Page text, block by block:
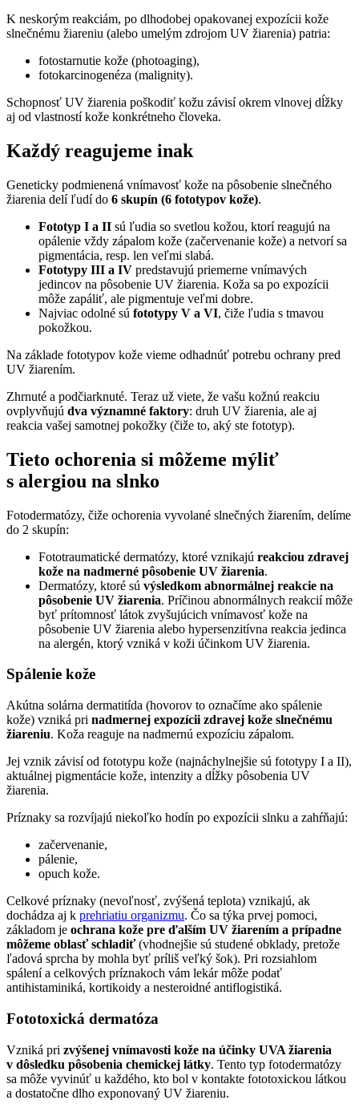
K neskorým reakciám, po dlhodobej opakovanej expozícii kože
slnečnému žiareniu (alebo umelým zdrojom UV žiarenia) patria:
fotostarnutie kože (photoaging),
fotokarcinogenéza (malignity).
Schopnosť UV žiarenia poškodiť kožu závisí okrem vlnovej dĺžky
aj od vlastností kože konkrétneho človeka.
Každý reagujeme inak
Geneticky podmienená vnímavosť kože na pôsobenie slnečného
žiarenia delí ľudí do 6 skupín (6 fototypov kože).
Fototyp I a II sú ľudia so svetlou kožou, ktorí reagujú na
opálenie vždy zápalom kože (začervenanie kože) a netvorí sa
pigmentácia, resp. len veľmi slabá.
Fototypy III a IV predstavujú priemerne vnímavých
jedincov na pôsobenie UV žiarenia. Koža sa po expozícii
môže zapáliť, ale pigmentuje veľmi dobre.
Najviac odolné sú fototypy V a VI, čiže ľudia s tmavou
pokožkou.
Na základe fototypov kože vieme odhadnúť potrebu ochrany pred
UV žiarením.
Zhrnuté a podčiarknuté. Teraz už viete, že vašu kožnú reakciu
ovplyvňujú dva významné faktory: druh UV žiarenia, ale aj
reakcia vašej samotnej pokožky (čiže to, aký ste fototyp).
Tieto ochorenia si môžeme mýliť
s alergiou na slnko
Fotodermatózy, čiže ochorenia vyvolané slnečných žiarením, delíme
do 2 skupín:
Fototraumatické dermatózy, ktoré vznikajú reakciou zdravej
kože na nadmerné pôsobenie UV žiarenia.
Dermatózy, ktoré sú výsledkom abnormálnej reakcie na
pôsobenie UV žiarenia. Príčinou abnormálnych reakcií môže
byť prítomnosť látok zvyšujúcich vnímavosť kože na
pôsobenie UV žiarenia alebo hypersenzitívna reakcia jedinca
na alergén, ktorý vzniká v koži účinkom UV žiarenia.
Spálenie kože
Akútna solárna dermatitída (hovorov to označíme ako spálenie
kože) vzniká pri nadmernej expozícii zdravej kože slnečnému
žiareniu. Koža reaguje na nadmernú expozíciu zápalom.
Jej vznik závisí od fototypu kože (najnáchylnejšie sú fototypy I a II),
aktuálnej pigmentácie kože, intenzity a dĺžky pôsobenia UV
žiarenia.
Príznaky sa rozvíjajú niekoľko hodín po expozícii slnku a zahŕňajú:
začervenanie,
pálenie,
opuch kože.
Celkové príznaky (nevoľnosť, zvýšená teplota) vznikajú, ak
dochádza aj k prehriatiu organizmu. Čo sa týka prvej pomoci,
základom je ochrana kože pre ďalším UV žiarením a prípadne
môžeme oblasť schladiť(vhodnejšie sú studené obklady, pretože
ľadová sprcha by mohla byť príliš veľký šok). Pri rozsiahlom
spálení a celkových príznakoch vám lekár môže podať
antihistaminiká, kortikoidy a nesteroidné antiflogistiká.
Fototoxická dermatóza
Vzniká pri zvýšenej vnímavosti kože na účinky UVA žiarenia
v dôsledku pôsobenia chemickej látky. Tento typ fotodermatózy
sa môže vyvinúť u každého, kto bol v kontakte fototoxickou látkou
a dostatočne dlho exponovaný UV žiareniu.